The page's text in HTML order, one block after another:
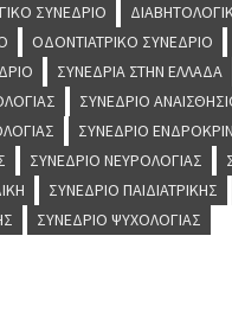
ΣΥΝΈΔΡΙΟ
ΟΔΟΝΤΙΑΤΡΙΚΌ ΣΥΝΈΔΡΙΟ
ΣΥΝΈΔΡΙΑ ΣΤΗΝ ΕΛΛΆΔΑ
ΣΥΝΈΔΡΙΟ
ΣΥΝΈΔΡΙΟ
ΣΥΝΈΔΡΙΟ ΝΕΥΡΟΛΟΓΊΑΣ
ΣΥΝΈΔΡΙΟ ΠΑΙΔΙΑΤΡΙΚΉΣ
ΣΥΝΈΔΡΙΟ ΨΥΧΟΛΟΓΊΑΣ